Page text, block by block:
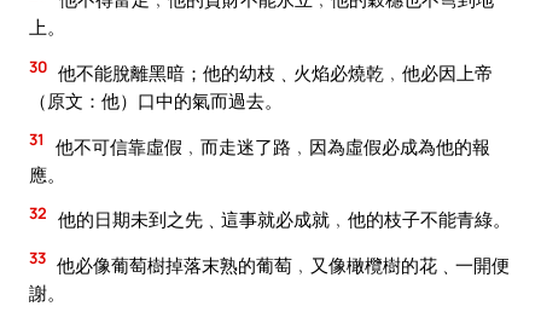
上。
30 他不能脫離黑暗；他的幼枝﹑火焰必燒乾﹐他必因上帝
（原文：他）口中的氣而過去。
31
他不可信靠虛假﹐而走迷了路﹐因為虛假必成為他的報
應。
32 他的日期未到之先﹑這事就必成就﹐他的枝子不能青綠。
33 他必像葡萄樹掉落末熟的葡萄﹐又像橄欖樹的花﹑一開便
謝。